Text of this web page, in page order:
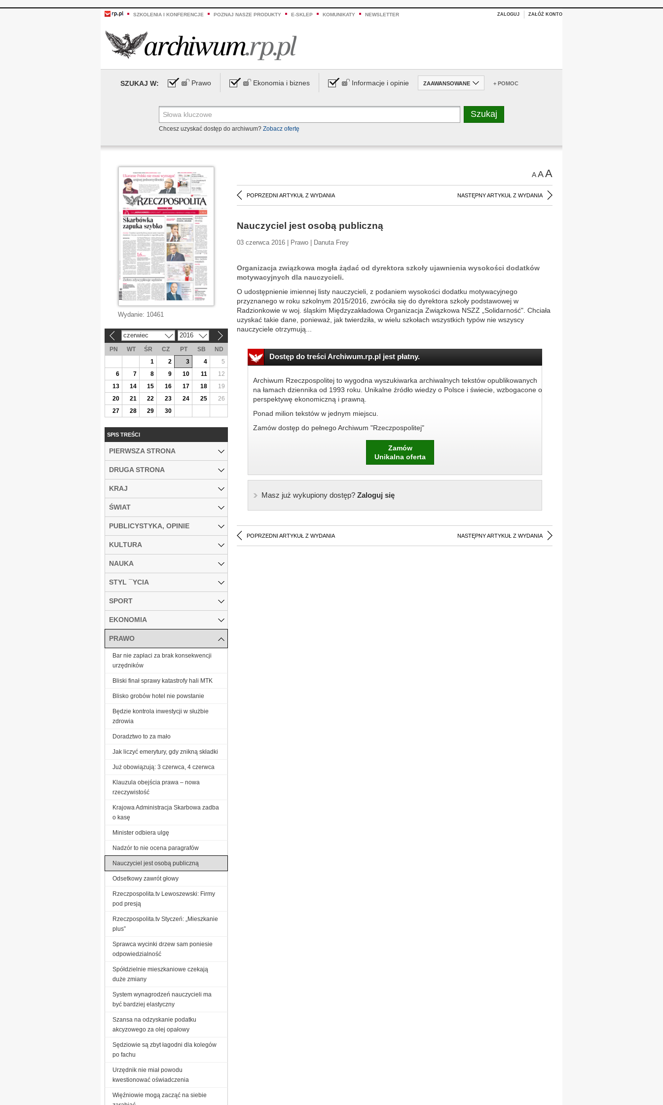
SZKOLENIA I KONFERENCJE POZNAJ NASZE PRODUKTY E-SKLEP KOMUNIKATY NEWSLETTER ZALOGUJ ZAŁÓŻ KONTO
SZUKAJ W: Prawo Ekonomia i biznes Informacje i opinie ZAAWANSOWANE + POMOC
Chcesz uzyskać dostęp do archiwum? Zobacz ofertę
AAA
POPRZEDNI ARTYKUŁ Z WYDANIA NASTĘPNY ARTYKUŁ Z WYDANIA
Nauczyciel jest osobą publiczną
03 czerwca 2016 | Prawo | Danuta Frey
Organizacja związkowa mogła żądać od dyrektora szkoły ujawnienia wysokości dodatków
motywacyjnych dla nauczycieli.
O udostępnienie imiennej listy nauczycieli, z podaniem wysokości dodatku motywacyjnego
przyznanego w roku szkolnym 2015/2016, zwróciła się do dyrektora szkoły podstawowej w
Radzionkowie w woj. śląskim Międzyzakładowa Organizacja Związkowa NSZZ „Solidarność". Chciała
uzyskać takie dane, ponieważ, jak twierdziła, w wielu szkołach wszystkich typów nie wszyscy
nauczyciele otrzymują...
Dostęp do treści Archiwum.rp.pl jest płatny.
Archiwum Rzeczpospolitej to wygodna wyszukiwarka archiwalnych tekstów opublikowanych
na łamach dziennika od 1993 roku. Unikalne źródło wiedzy o Polsce i świecie, wzbogacone o
perspektywę ekonomiczną i prawną.
Ponad milion tekstów w jednym miejscu.
Zamów dostęp do pełnego Archiwum "Rzeczpospolitej"
Zamów
Unikalna oferta
Masz już wykupiony dostęp?Zaloguj się
POPRZEDNI ARTYKUŁ Z WYDANIA NASTĘPNY ARTYKUŁ Z WYDANIA
Wydanie: 10461
czerwiec 2016
PN WT ŚR CZ PT SB
ND
1
2 3 4
5
6
7 8 9 10 11
12
13
14 15 16 17 18
19
20
21 22 23 24 25
26
27
28 29 30
SPIS TREŚCI
PIERWSZA STRONA
DRUGA STRONA
KRAJ
ŚWIAT
PUBLICYSTYKA, OPINIE
KULTURA
NAUKA
STYL ¯YCIA
SPORT
EKONOMIA
PRAWO
Bar nie zapłaci za brak konsekwencji
urzędników
Bliski finał sprawy katastrofy hali MTK
Blisko grobów hotel nie powstanie
Będzie kontrola inwestycji w służbie
zdrowia
Doradztwo to za mało
Jak liczyć emerytury, gdy znikną składki
Już obowiązują: 3 czerwca, 4 czerwca
Klauzula obejścia prawa – nowa
rzeczywistość
Krajowa Administracja Skarbowa zadba
o kasę
Minister odbiera ulgę
Nadzór to nie ocena paragrafów
Nauczyciel jest osobą publiczną
Odsetkowy zawrót głowy
Rzeczpospolita.tv Lewoszewski: Firmy
pod presją
Rzeczpospolita.tv Styczeń: „Mieszkanie
plus”
Sprawca wycinki drzew sam poniesie
odpowiedzialność
Spółdzielnie mieszkaniowe czekają
duże zmiany
System wynagrodzeń nauczycieli ma
być bardziej elastyczny
Szansa na odzyskanie podatku
akcyzowego za olej opałowy
Sędziowie są zbyt łagodni dla kolegów
po fachu
Urzędnik nie miał powodu
kwestionować oświadczenia
Więźniowie mogą zacząć na siebie